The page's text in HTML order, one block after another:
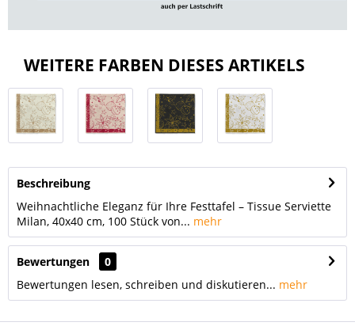
WEITERE FARBEN DIESES ARTIKELS
Beschreibung
Weihnachtliche Eleganz für Ihre Festtafel – Tissue Serviette
Milan, 40x40 cm, 100 Stück von... mehr
Bewertungen
0
Bewertungen lesen, schreiben und diskutieren... mehr